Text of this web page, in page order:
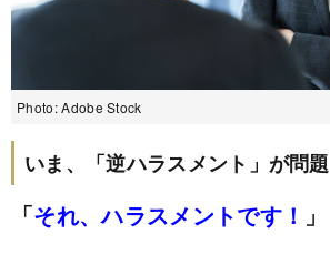
Photo: Adobe Stock
いま、「逆ハラスメント」が問題
「それ、ハラスメントです！ 」